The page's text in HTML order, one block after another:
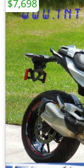
$7,698